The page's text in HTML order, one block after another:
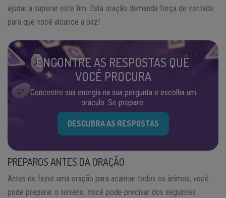
ajudar a superar este fim. Esta oração demanda força de vontade
para que você alcance a paz!
ENCONTRE AS RESPOSTAS QUE
VOCÊ PROCURA
Concentre sua energia na sua pergunta e escolha um
oráculo. Se prepare.
DESCUBRA AS RESPOSTAS
PREPAROS ANTES DA ORAÇÃO
Antes de fazer uma oração para acalmar todos os ânimos, você
pode preparar o terreno. Você pode precisar dos seguintes